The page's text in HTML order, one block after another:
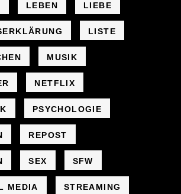
LEBEN LIEBE
LISTE
MUSIK
NETFLIX
PSYCHOLOGIE
REPOST
SEX SFW
MEDIA STREAMING